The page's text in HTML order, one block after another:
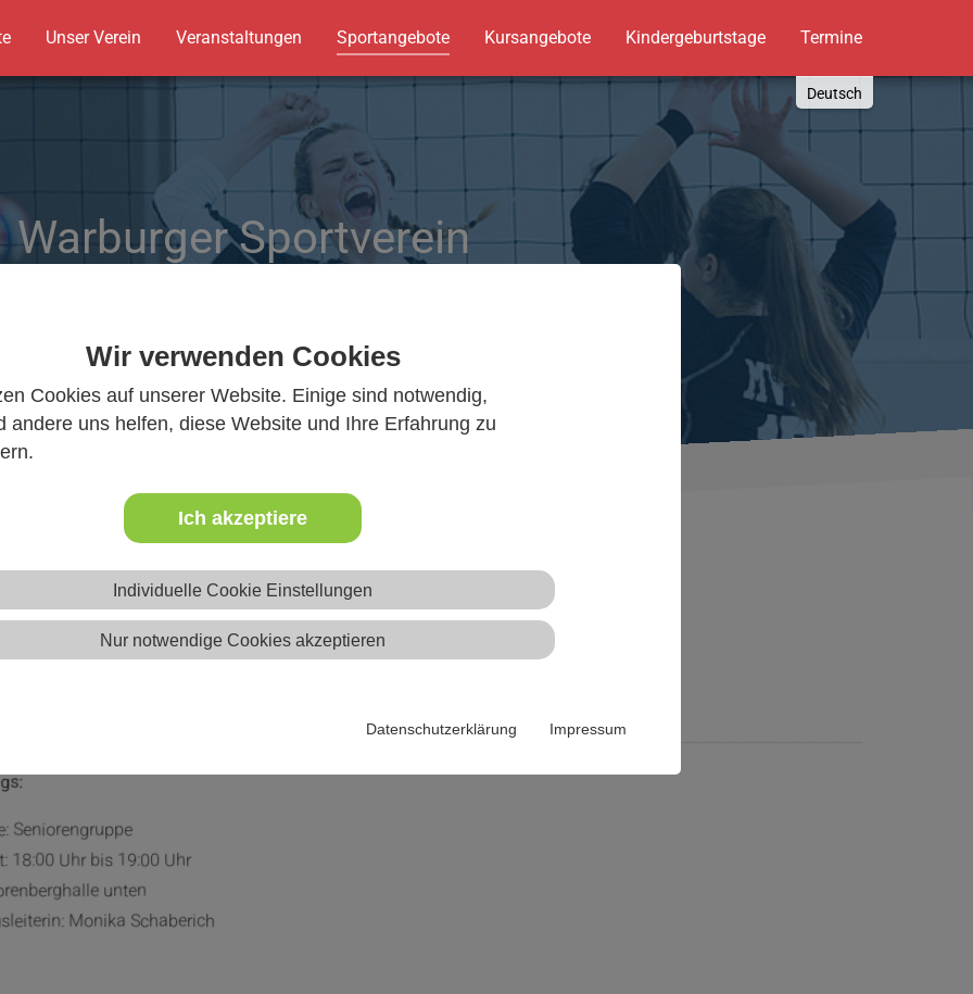
Wir verwenden Cookies
Cookies auf unserer Website. Einige sind notwendig,
andere uns helfen, diese Website und Ihre Erfahrung zu
Ich akzeptiere
Individuelle Cookie Einstellungen
Nur notwendige Cookies akzeptieren
Datenschutzerklärung Impressum
Unser Verein Veranstaltungen Sportangebote Kursangebote Kindergeburtstage Termine
Deutsch
English
Polish
Türkçe
Español
العربية
Warburger Sportverein
Warburger Sportverein
Seniorensport
Seniorengruppe
18:00 Uhr bis 19:00 Uhr
unten
Monika Schaberich